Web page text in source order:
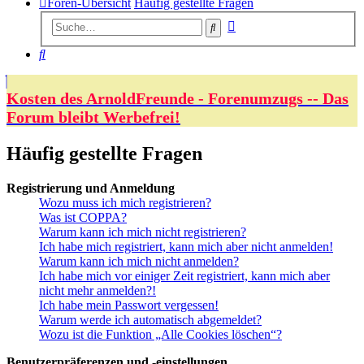
Suche
Suche
Kosten des ArnoldFreunde - Forenumzugs -- Das
Forum bleibt Werbefrei!
Häufig gestellte Fragen
Registrierung und Anmeldung
Wozu muss ich mich registrieren?
Was ist COPPA?
Warum kann ich mich nicht registrieren?
Ich habe mich registriert, kann mich aber nicht anmelden!
Warum kann ich mich nicht anmelden?
Ich habe mich vor einiger Zeit registriert, kann mich aber
nicht mehr anmelden?!
Ich habe mein Passwort vergessen!
Warum werde ich automatisch abgemeldet?
Wozu ist die Funktion „Alle Cookies löschen“?